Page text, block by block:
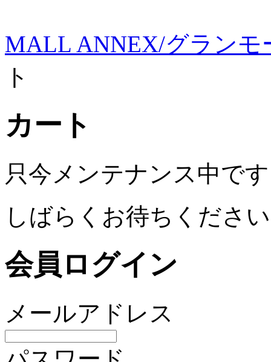
MALL ANNEX/グラン
ト
カート
只今メンテナンス中で
しばらくお待ちくださ
会員ログイン
メールアドレス